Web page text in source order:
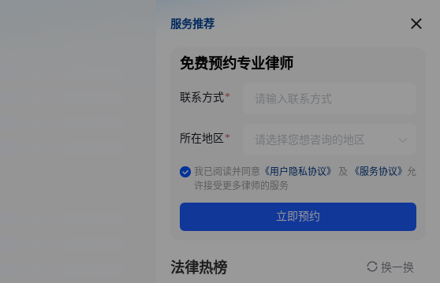
服务推荐
服务推荐
免费预约专业律师
联系方式
所在地区
我已阅读并同意 《用户隐私协议》 及 《服务协议》 允
许接受更多律师的服务
立即预约
法律热榜 换一换